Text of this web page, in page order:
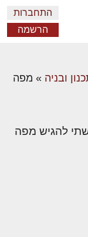
התחברות
הרשמה
ובניה » מפה
להגיש מפה